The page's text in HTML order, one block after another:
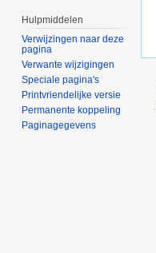
Hulpmiddelen
Verwijzingen naar deze
pagina
Verwante wijzigingen
Speciale pagina's
Printvriendelijke versie
Permanente koppeling
Paginagegevens